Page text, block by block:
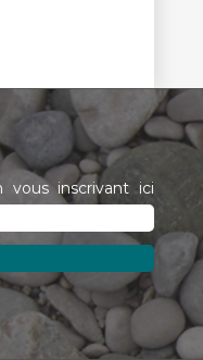
vous inscrivant ici